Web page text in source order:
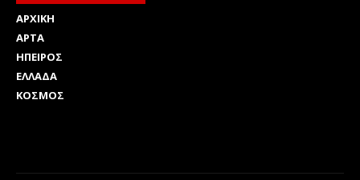
ΑΡΧΙΚΗ
ΑΡΤΑ
ΗΠΕΙΡΟΣ
ΕΛΛΑΔΑ
ΚΟΣΜΟΣ